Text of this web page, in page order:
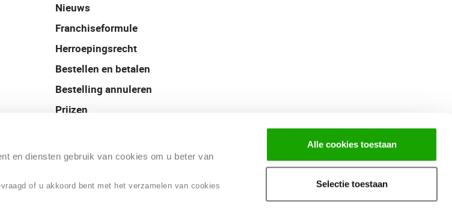
en diensten gebruik van cookies om u beter van
of u akkoord bent met het verzamelen van cookies
Alle cookies toestaan
Selectie toestaan
Nieuws
Franchiseformule
Herroepingsrecht
Bestellen en betalen
Bestelling annuleren
Prijzen
Profile Nederland